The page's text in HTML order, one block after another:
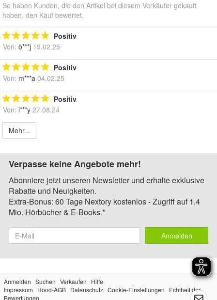
So haben Kunden, die den Artikel bei diesem Verkäufer gekauft
haben, den Kauf bewertet.
Positiv
Von: ö***j 19.02.25
Positiv
Von: m***a 04.02.25
Positiv
Von: l***y 27.08.24
Mehr...
Verpasse keine Angebote mehr!
Abonniere jetzt unseren Newsletter und erhalte exklusive
Rabatte und Neuigkeiten.
Extra-Bonus: 60 Tage Nextory kostenlos - Zugriff auf 1,4
Mio. Hörbücher & E-Books.*
Anmelden
Anmelden Suchen Verkaufen
Hilfe
Impressum
Hood-AGB Datenschutz Cookie-Einstellungen
Echtheit der
Bewertungen